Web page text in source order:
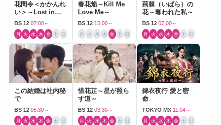
花間令＜かかんれ
い＞～Lost in
Love～
BS 12 07:00～
月 火 水 木 金 土 日
春花焔～Kill Me
Love Me～
BS 12 15:00～
月 火 水 木 金 土 日
荊棘（いばら）の
花～奪われた私～
BS 12 07:00～
月 火 水 木 金 土 日
この結婚は社内秘
で
BS 12 05:30～
月 火 水 木 金 土 日
惜花芷～星が照ら
す道～
BS 12 03:30～
月 火 水 木 金 土 日
錦衣夜行 愛と密
命
TOKYO MX 11:04～
月 火 水 木 金 土 日